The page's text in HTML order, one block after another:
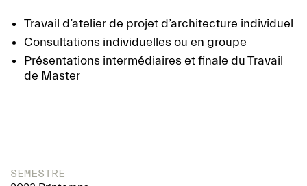
Travail d’atelier de projet d’architecture individuel
Consultations individuelles ou en groupe
Présentations intermédiaires et finale du Travail
de Master
SEMESTRE